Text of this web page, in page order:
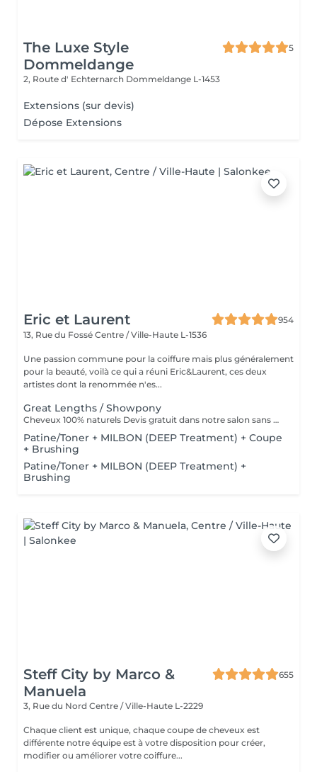
The Luxe Style
Dommeldange
5
2, Route d' Echternarch Dommeldange L-1453
Extensions (sur devis)
Dépose Extensions
Eric et Laurent
954
13, Rue du Fossé Centre / Ville-Haute L-1536
Une passion commune pour la coiffure mais plus généralement
pour la beauté, voilà ce qui a réuni Eric&Laurent, ces deux
artistes dont la renommée n'es...
Great Lengths / Showpony
Cheveux 100% naturels Devis gratuit dans notre salon sans RDV
Patine/Toner + MILBON (DEEP Treatment) + Coupe
+ Brushing
Patine/Toner + MILBON (DEEP Treatment) +
Brushing
Steff City by Marco &
Manuela
655
3, Rue du Nord Centre / Ville-Haute L-2229
Chaque client est unique, chaque coupe de cheveux est
différente notre équipe est à votre disposition pour créer,
modifier ou améliorer votre coiffure...